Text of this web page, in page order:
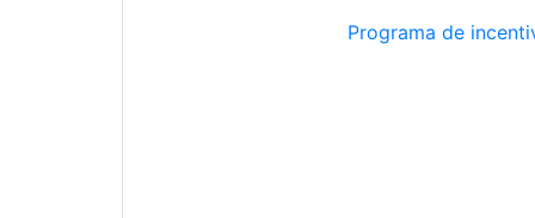
Programa de